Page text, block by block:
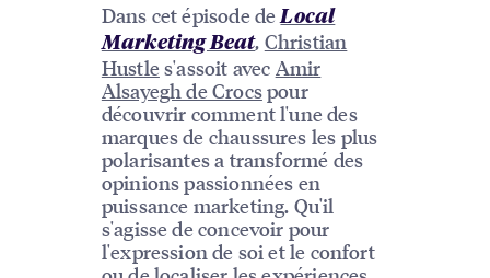
Dans cet épisode de Local
Marketing Beat, Christian
Hustle s'assoit avec Amir
Alsayegh de Crocspour
découvrir comment l'une des
marques de chaussures les plus
polarisantes a transformé des
opinions passionnées en
puissance marketing. Qu'il
s'agisse de concevoir pour
l'expression de soi et le confort